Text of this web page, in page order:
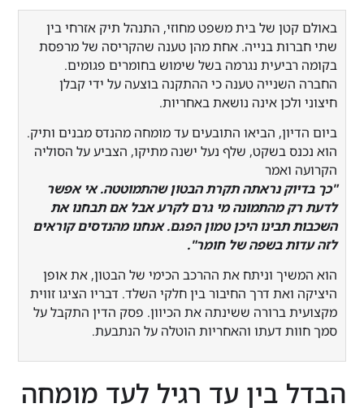
83%- שיפור באיכות העדות (בריטניה)
תחומים מובילים לעדי מומחים
רפואה: כ-40% מכלל המקרים
הנדסה:כ-25% מהמקרים
כלכלה וחשבונאות:
פסיכולוגיה ופסיכיאטריה:
כ-15%
מהמקרים
כיוונים עתידיים אפשריים
רשת מומחים:פיתוח יחסי עבודה ארוכי
עם מומחים איכותיים בתחומים השונים
להיות השקעה משתלמת לטווח הארוך.
של בית משפט מחוזי, התנהל תיק אזרחי בין
בנייה. אחת מהן טענה שהקריסה של מרפסת
נגרמה בשל שימוש בחומרים פגומים.
טענה כי ההתקנה בוצעה על ידי קבלן
ולכן אינה נושאת באחריות.
הביאו התובעים עד מומחה מהנדס מבנים ותיק.
בשקט, שלף נעל ישנה מתיקו, הצביע על הסוליה
ואמר
נראתה תקרת הבטון שהתמוטטה. אי אפשר
מהתמונה מי גרם לקרע אבל אם תבחנו את
תבינו היכן טמון הפגם. אנחנו מהנדסים קוראים
בשפה של חומר".
וניתח את ההרכב הכימי של הבטון, את אופן
ואת דרך החיבור בין חלקי השלד. דבריו הציגו זווית
ברורה ששינתה את הכיוון. פסק הדין התקבל על
דעתו והאחריות הוטלה על הנתבעת.
בין עד רגיל לעד מומחה